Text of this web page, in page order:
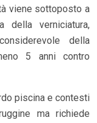
viene sottoposto a
verniciatura,
della
5 anni contro
piscina e contesti
ma richiede